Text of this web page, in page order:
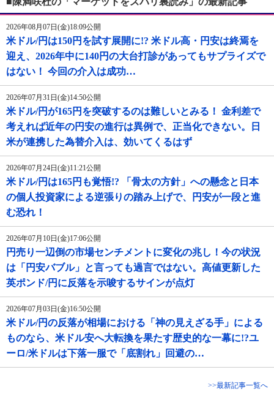
2026年08月07日(金)18:09公開
米ドル/円は150円を試す展開に!? 米ドル高・円安は終焉を
迎え、2026年中に140円の大台打診があってもサプライズで
はない！ 今回の介入は成功…
2026年07月31日(金)14:50公開
米ドル/円が165円を突破するのは難しいとみる！ 金利差で
考えれば近年の円安の進行は異例で、正当化できない。日
米が連携した為替介入は、効いてくるはず
2026年07月24日(金)11:21公開
米ドル/円は165円も覚悟!? 「骨太の方針」への懸念と日本
の個人投資家による逆張りの踏み上げで、円安が一段と進
む恐れ！
2026年07月10日(金)17:06公開
円売り一辺倒の市場センチメントに変化の兆し！今の状況
は「円安バブル」と言っても過言ではない。高値更新した
英ポンド/円に反落を示唆するサインが点灯
2026年07月03日(金)16:50公開
米ドル/円の反落が相場における「神の見えざる手」による
ものなら、米ドル安へ大転換を果たす歴史的な一幕に!?ユ
ーロ/米ドルは下落一服で「底割れ」回避の…
>>最新記事一覧へ